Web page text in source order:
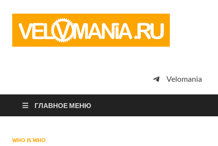
просто
Velomania
ГЛАВНОЕ МЕНЮ
WHO IS WHO